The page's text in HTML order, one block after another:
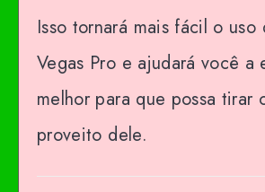
Isso tornará mais fácil o uso
Vegas Pro e ajudará você a
melhor para que possa tirar
proveito dele.